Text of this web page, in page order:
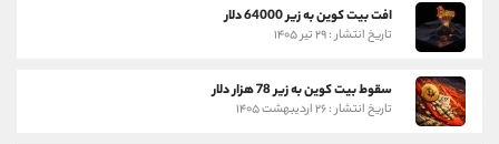
افت بیت کوین به زیر 64000 دلار
تاریخ انتشار : ۲۹ تیر ۱۴۰۵
سقوط بیت کوین به زیر 78 هزار دلار
تاریخ انتشار : ۲۶ اردیبهشت ۱۴۰۵